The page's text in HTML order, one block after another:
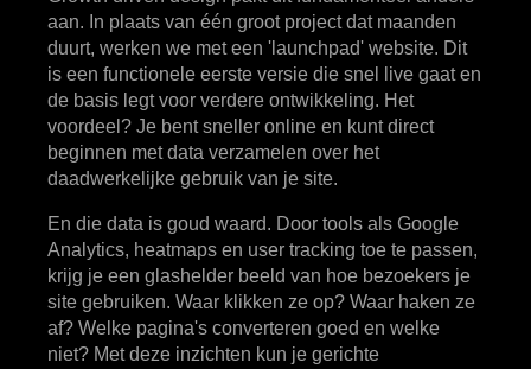
aan. In plaats van één groot project dat maanden
duurt, werken we met een 'launchpad' website. Dit
is een functionele eerste versie die snel live gaat en
de basis legt voor verdere ontwikkeling. Het
voordeel? Je bent sneller online en kunt direct
beginnen met data verzamelen over het
daadwerkelijke gebruik van je site.
En die data is goud waard. Door tools als Google
Analytics, heatmaps en user tracking toe te passen,
krijg je een glashelder beeld van hoe bezoekers je
site gebruiken. Waar klikken ze op? Waar haken ze
af? Welke pagina's converteren goed en welke
niet? Met deze inzichten kun je gerichte